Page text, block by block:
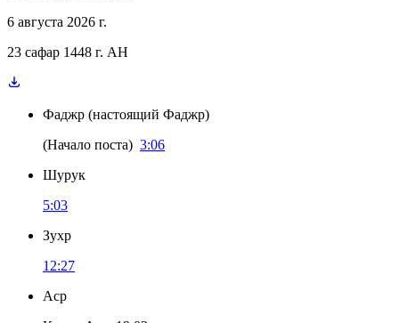
6 августа 2026 г.
23 сафар 1448 г. AH
Фаджр (настоящий Фаджр)
(Начало поста) 3:06
Шурук
5:03
Зухр
12:27
Аср